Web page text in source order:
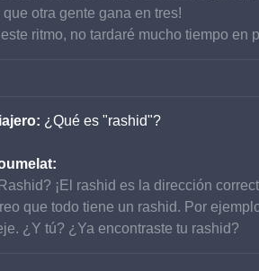
que otra gente gana en tres!
ritmo, no tardaré mucho tiempo en
¿Qué es "rashid"?
¡El rashid es la dirección
que todo tiene un rashid. Por
¿Y tú? ¿Ya encontraste tu rashid?